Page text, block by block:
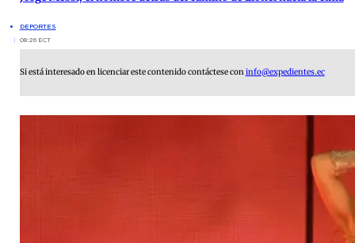
DEPORTES
08:26 ECT
Si está interesado en licenciar este contenido contáctese coninfo@expedientes.ec